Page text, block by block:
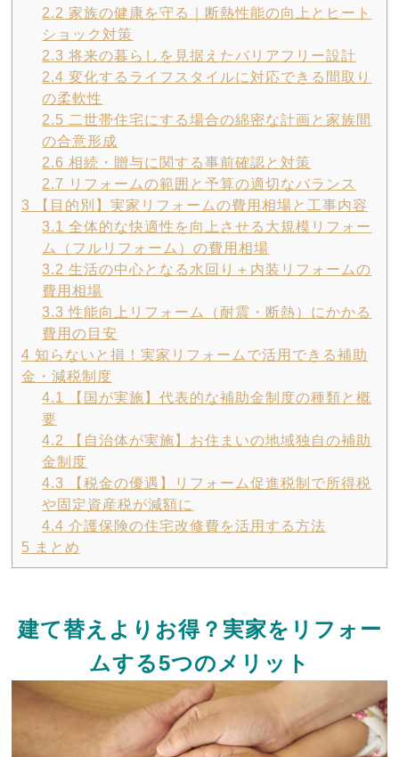
2.2 家族の健康を守る｜断熱性能の向上とヒート
ショック対策
2.3 将来の暮らしを見据えたバリアフリー設計
2.4 変化するライフスタイルに対応できる間取り
の柔軟性
2.5 二世帯住宅にする場合の綿密な計画と家族間
の合意形成
2.6 相続・贈与に関する事前確認と対策
2.7 リフォームの範囲と予算の適切なバランス
3
【目的別】実家リフォームの費用相場と工事内容
3.1 全体的な快適性を向上させる大規模リフォー
ム（フルリフォーム）の費用相場
3.2 生活の中心となる水回り＋内装リフォームの
費用相場
3.3 性能向上リフォーム（耐震・断熱）にかかる
費用の目安
4 知らないと損！実家リフォームで活用できる補助
金・減税制度
4.1
【国が実施】代表的な補助金制度の種類と概
要
4.2
【自治体が実施】お住まいの地域独自の補助
金制度
4.3
【税金の優遇】リフォーム促進税制で所得税
や固定資産税が減額に
4.4 介護保険の住宅改修費を活用する方法
5 まとめ
建て替えよりお得？実家をリフォー
ムする5つのメリット